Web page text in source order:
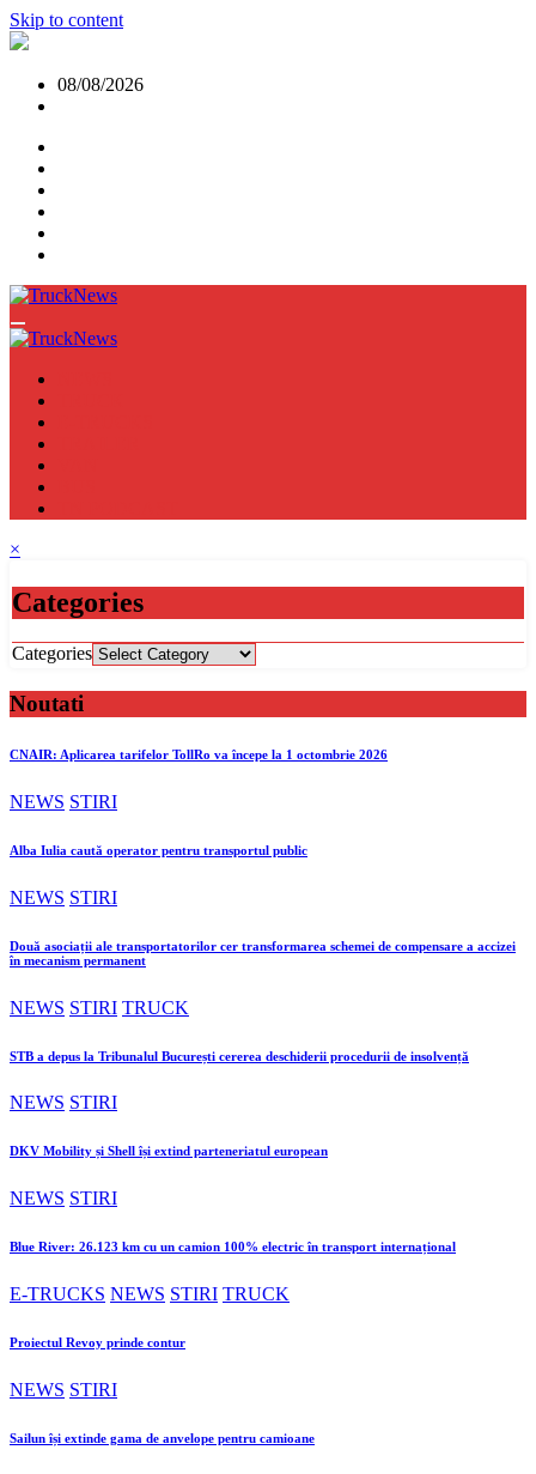
Skip to content
08/08/2026
×
Categories
Categories
Noutati
CNAIR: Aplicarea tarifelor TollRo va începe la 1 octombrie 2026
NEWS STIRI
Alba Iulia caută operator pentru transportul public
NEWS STIRI
Două asociații ale transportatorilor cer transformarea schemei de compensare a accizei
în mecanism permanent
NEWS STIRI TRUCK
STB a depus la Tribunalul București cererea deschiderii procedurii de insolvență
NEWS STIRI
DKV Mobility și Shell își extind parteneriatul european
NEWS STIRI
Blue River: 26.123 km cu un camion 100% electric în transport internațional
E-TRUCKS NEWS STIRI TRUCK
Proiectul Revoy prinde contur
NEWS STIRI
Sailun își extinde gama de anvelope pentru camioane